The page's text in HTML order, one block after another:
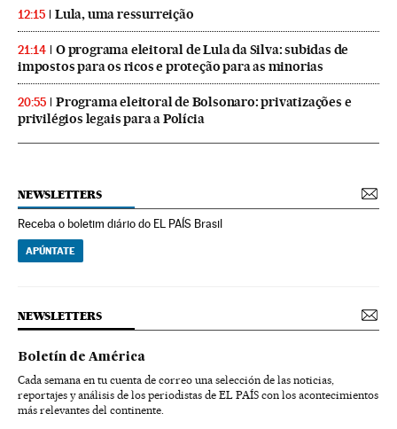
12:15 Lula, uma ressurreição
21:14
O programa eleitoral de Lula da Silva: subidas de
impostos para os ricos e proteção para as minorias
20:55
Programa eleitoral de Bolsonaro: privatizações e
privilégios legais para a Polícia
NEWSLETTERS
Receba o boletim diário do EL PAÍS Brasil
APÚNTATE
NEWSLETTERS
Boletín de América
Cada semana en tu cuenta de correo una selección de las noticias,
reportajes y análisis de los periodistas de EL PAÍS con los acontecimientos
más relevantes del continente.